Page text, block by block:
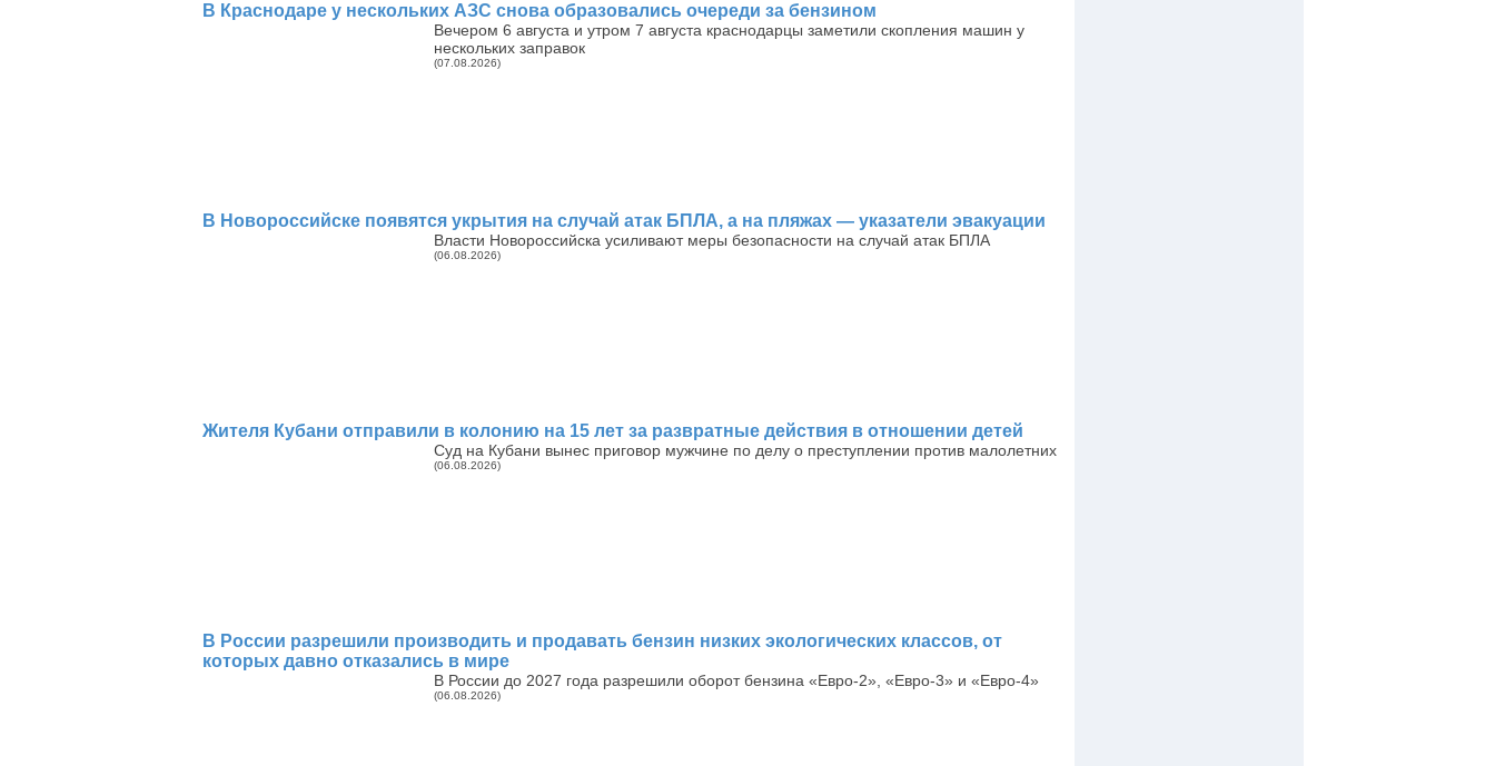
В Краснодаре у нескольких АЗС снова образовались очереди за бензином
Вечером 6 августа и утром 7 августа краснодарцы заметили скопления машин у
нескольких заправок
(07.08.2026)
В Новороссийске появятся укрытия на случай атак БПЛА, а на пляжах — указатели эвакуации
Власти Новороссийска усиливают меры безопасности на случай атак БПЛА
(06.08.2026)
Жителя Кубани отправили в колонию на 15 лет за развратные действия в отношении детей
Суд на Кубани вынес приговор мужчине по делу о преступлении против малолетних
(06.08.2026)
В России разрешили производить и продавать бензин низких экологических классов, от
которых давно отказались в мире
В России до 2027 года разрешили оборот бензина «Евро-2», «Евро-3» и «Евро-4»
(06.08.2026)